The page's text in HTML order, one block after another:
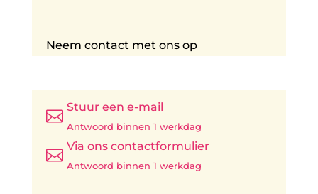
Neem contact met ons op

Stuur een e-mail
Antwoord binnen 1 werkdag

Via ons contactformulier
Antwoord binnen 1 werkdag